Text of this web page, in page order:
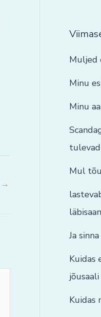
→
Muljed
Minu
Minu
Mul
Ja
Kuidas
Kuidas